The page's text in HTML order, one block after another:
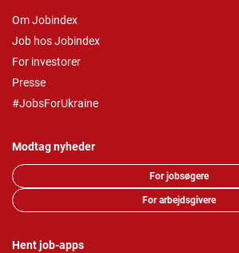
Om Jobindex
Job hos Jobindex
For investorer
Presse
#JobsForUkraine
Modtag nyheder
For jobsøgere
For arbejdsgivere
Hent job-apps